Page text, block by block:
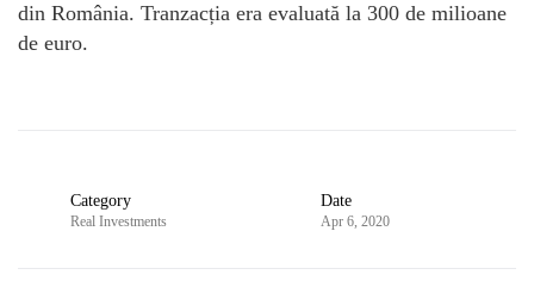
din România. Tranzacția era evaluată la 300 de milioane
de euro.
Category
Real Investments
Date
Apr 6, 2020